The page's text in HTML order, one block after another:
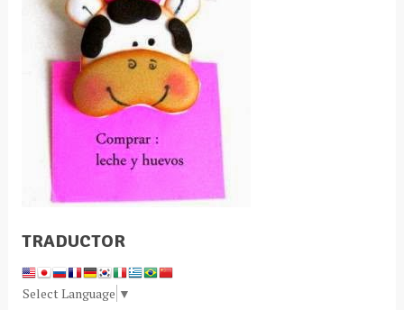
TRADUCTOR
Select Language ▼